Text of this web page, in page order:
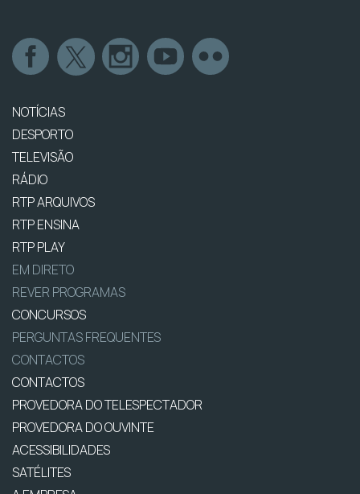
NOTÍCIAS
DESPORTO
TELEVISÃO
RÁDIO
RTP ARQUIVOS
RTP ENSINA
RTP PLAY
EM DIRETO
REVER PROGRAMAS
CONCURSOS
PERGUNTAS FREQUENTES
CONTACTOS
CONTACTOS
PROVEDORA DO TELESPECTADOR
PROVEDORA DO OUVINTE
ACESSIBILIDADES
SATÉLITES